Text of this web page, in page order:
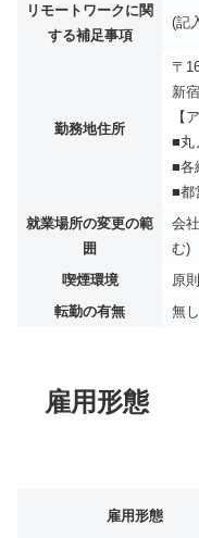
リモートワークに関
する補足事項
(記
勤務地住所
〒
新
【
■丸
■各
■都
就業場所の変更の範
囲
会
む)
喫煙環境
原
転勤の有無
無し
雇用形態
雇用形態